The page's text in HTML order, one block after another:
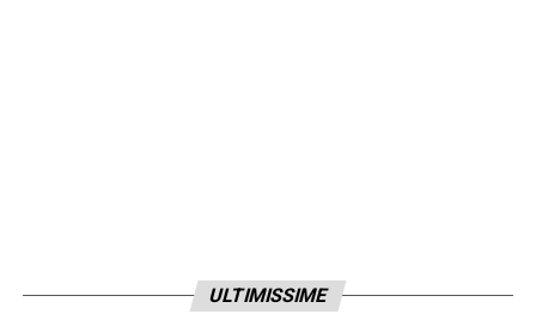
ULTIMISSIME